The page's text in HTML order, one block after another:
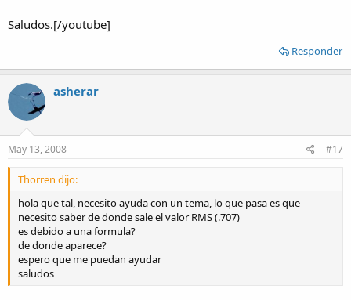
Saludos.[/youtube]
Responder
asherar
May 13, 2008 #17
Thorren dijo:
hola que tal, necesito ayuda con un tema, lo que pasa es que
necesito saber de donde sale el valor RMS (.707)
es debido a una formula?
de donde aparece?
espero que me puedan ayudar
saludos